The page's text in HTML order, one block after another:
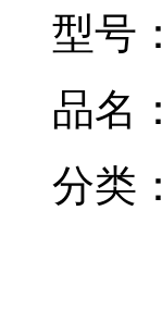
型号：
品名：
分类：